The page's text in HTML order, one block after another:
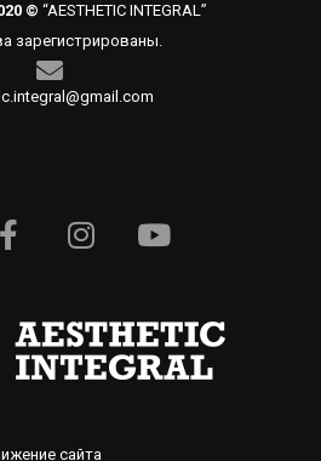
© “AESTHETIC INTEGRAL”
зарегистрированы.
сайта